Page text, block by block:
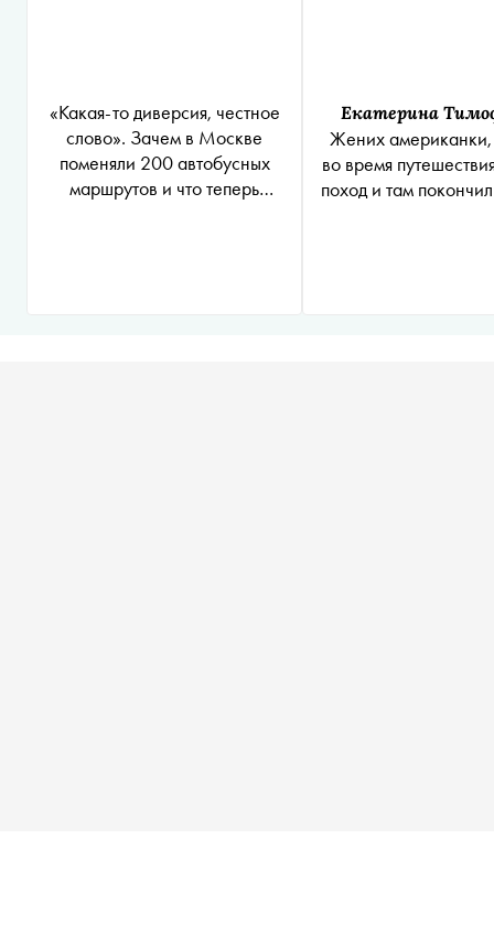
«Какая-то диверсия, честное
слово». Зачем в Москве
поменяли 200 автобусных
маршрутов и что теперь
Екатерина
Жених американки,
во время
поход и там